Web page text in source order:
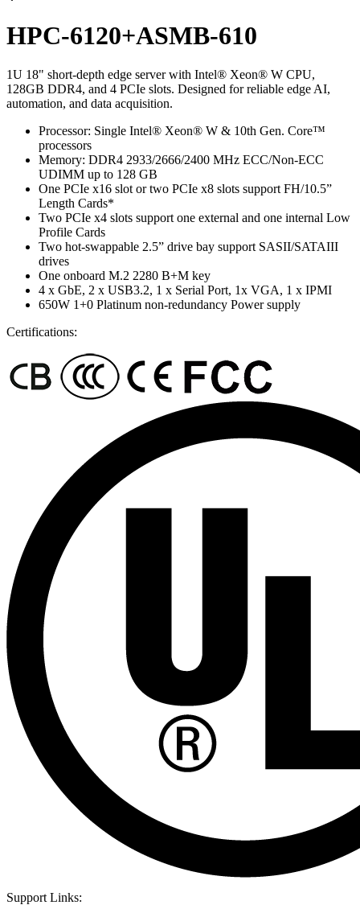
HPC-6120+ASMB-610
1U 18" short-depth edge server with Intel® Xeon® W CPU,
128GB DDR4, and 4 PCIe slots. Designed for reliable edge AI,
automation, and data acquisition.
Processor: Single Intel® Xeon® W & 10th Gen. Core™
processors
Memory: DDR4 2933/2666/2400 MHz ECC/Non-ECC
UDIMM up to 128 GB
One PCIe x16 slot or two PCIe x8 slots support FH/10.5”
Length Cards*
Two PCIe x4 slots support one external and one internal Low
Profile Cards
Two hot-swappable 2.5” drive bay support SASII/SATAIII
drives
One onboard M.2 2280 B+M key
4 x GbE, 2 x USB3.2, 1 x Serial Port, 1x VGA, 1 x IPMI
650W 1+0 Platinum non-redundancy Power supply
Certifications:
Support Links: